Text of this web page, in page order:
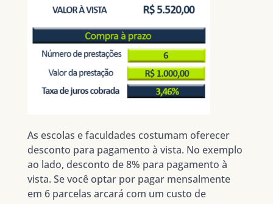
As escolas e faculdades costumam oferecer
desconto para pagamento à vista. No exemplo
ao lado, desconto de 8% para pagamento à
vista. Se você optar por pagar mensalmente
em 6 parcelas arcará com um custo de